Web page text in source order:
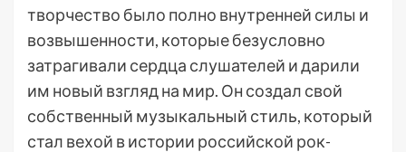
творчество было полно внутренней силы и
возвышенности, которые безусловно
затрагивали сердца слушателей и дарили
им новый взгляд на мир. Он создал свой
собственный музыкальный стиль, который
стал вехой в истории российской рок-